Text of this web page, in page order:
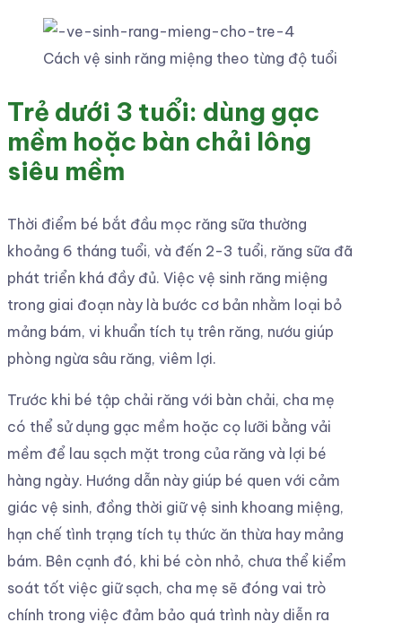
Cách vệ sinh răng miệng theo từng độ tuổi
Trẻ dưới 3 tuổi: dùng gạc
mềm hoặc bàn chải lông
siêu mềm
Thời điểm bé bắt đầu mọc răng sữa thường
khoảng 6 tháng tuổi, và đến 2-3 tuổi, răng sữa đã
phát triển khá đầy đủ. Việc vệ sinh răng miệng
trong giai đoạn này là bước cơ bản nhằm loại bỏ
mảng bám, vi khuẩn tích tụ trên răng, nướu giúp
phòng ngừa sâu răng, viêm lợi.
Trước khi bé tập chải răng với bàn chải, cha mẹ
có thể sử dụng gạc mềm hoặc cọ lưỡi bằng vải
mềm để lau sạch mặt trong của răng và lợi bé
hàng ngày. Hướng dẫn này giúp bé quen với cảm
giác vệ sinh, đồng thời giữ vệ sinh khoang miệng,
hạn chế tình trạng tích tụ thức ăn thừa hay mảng
bám. Bên cạnh đó, khi bé còn nhỏ, chưa thể kiểm
soát tốt việc giữ sạch, cha mẹ sẽ đóng vai trò
chính trong việc đảm bảo quá trình này diễn ra